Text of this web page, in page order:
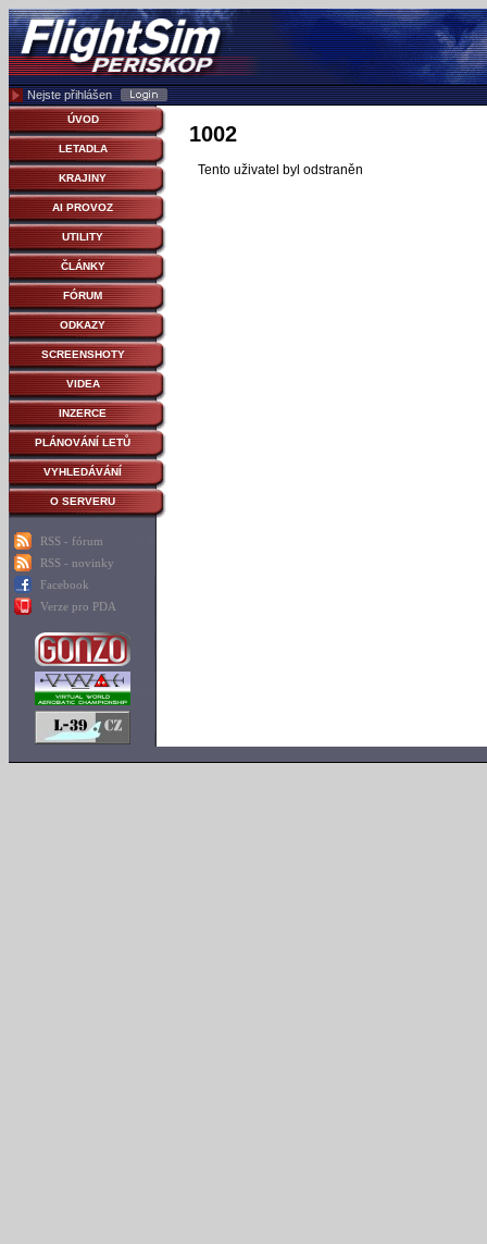
Nejste přihlášen
ÚVOD
LETADLA
KRAJINY
AI PROVOZ
UTILITY
ČLÁNKY
FÓRUM
ODKAZY
SCREENSHOTY
VIDEA
INZERCE
PLÁNOVÁNÍ LETŮ
VYHLEDÁVÁNÍ
O SERVERU
RSS - fórum
RSS - novinky
Facebook
Verze pro PDA
1002
Tento uživatel byl odstraněn